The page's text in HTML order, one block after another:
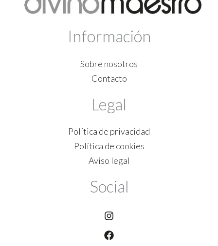
Información
Sobre nosotros
Contacto
Legal
Política de privacidad
Política de cookies
Aviso legal
Social
Instagram
Facebook